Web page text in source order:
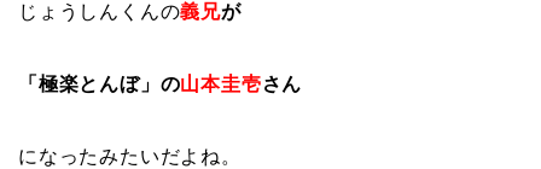
じょうしんくんの義兄が
「極楽とんぼ」の山本圭壱さん
になったみたいだよね。